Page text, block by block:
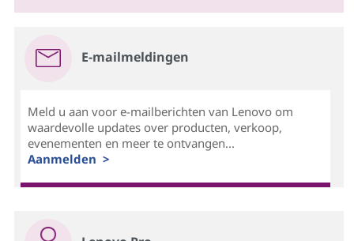
E-mailmeldingen
Meld u aan voor e-mailberichten van Lenovo om
waardevolle updates over producten, verkoop,
evenementen en meer te ontvangen...
Aanmelden >